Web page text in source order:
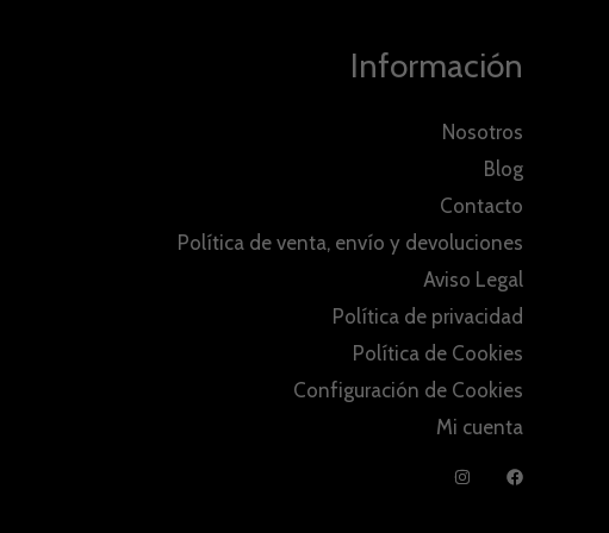
Información
Nosotros
Blog
Contacto
Política de venta, envío y devoluciones
Aviso Legal
Política de privacidad
Política de Cookies
Configuración de Cookies
Mi cuenta